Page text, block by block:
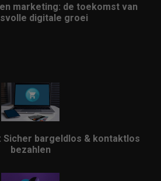
marketing: de toekomst van
digitale groei
Sicher bargeldlos & kontaktlos
bezahlen